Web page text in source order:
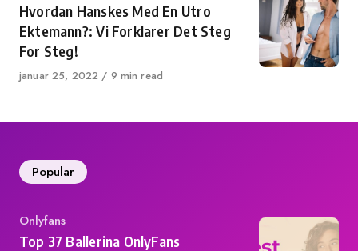
Hvordan Hanskes Med En Utro
Ektemann?: Vi Forklarer Det Steg
For Steg!
Published
januar 25, 2022 9 min read
Popular
Category
Onlyfans
Top 37 Ballerina OnlyFans